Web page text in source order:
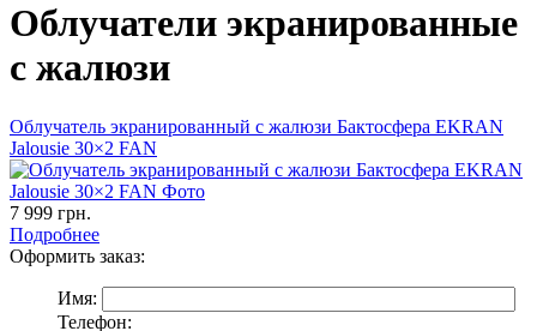
Облучатели экранированные
с жалюзи
Облучатель экранированный с жалюзи Бактосфера EKRAN
Jalousie 30×2 FAN
7 999 грн.
Подробнее
Оформить заказ:
Имя:
Телефон: